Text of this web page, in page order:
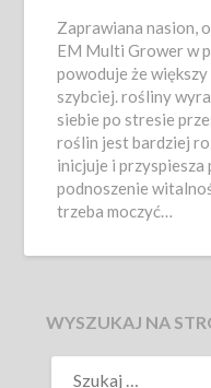
Zaprawiana nasion,
EM Multi Grower w
powoduje że
szybciej. rośliny
siebie po stresie
roślin jest bardziej
inicjuje i
podnoszenie
trzeba moczyć…
WYSZUKAJ NA